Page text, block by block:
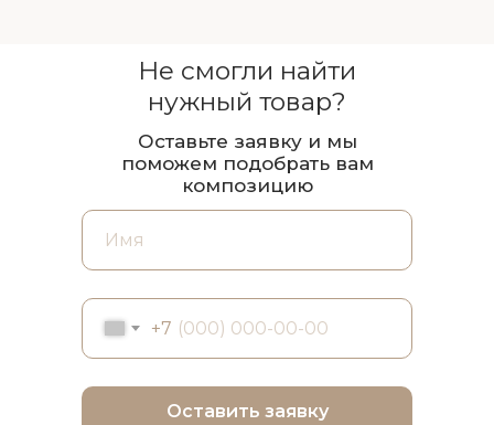
+7
Оставить заявку
Не смогли найти
нужный товар?
Оставьте заявку и мы
поможем подобрать вам
композицию